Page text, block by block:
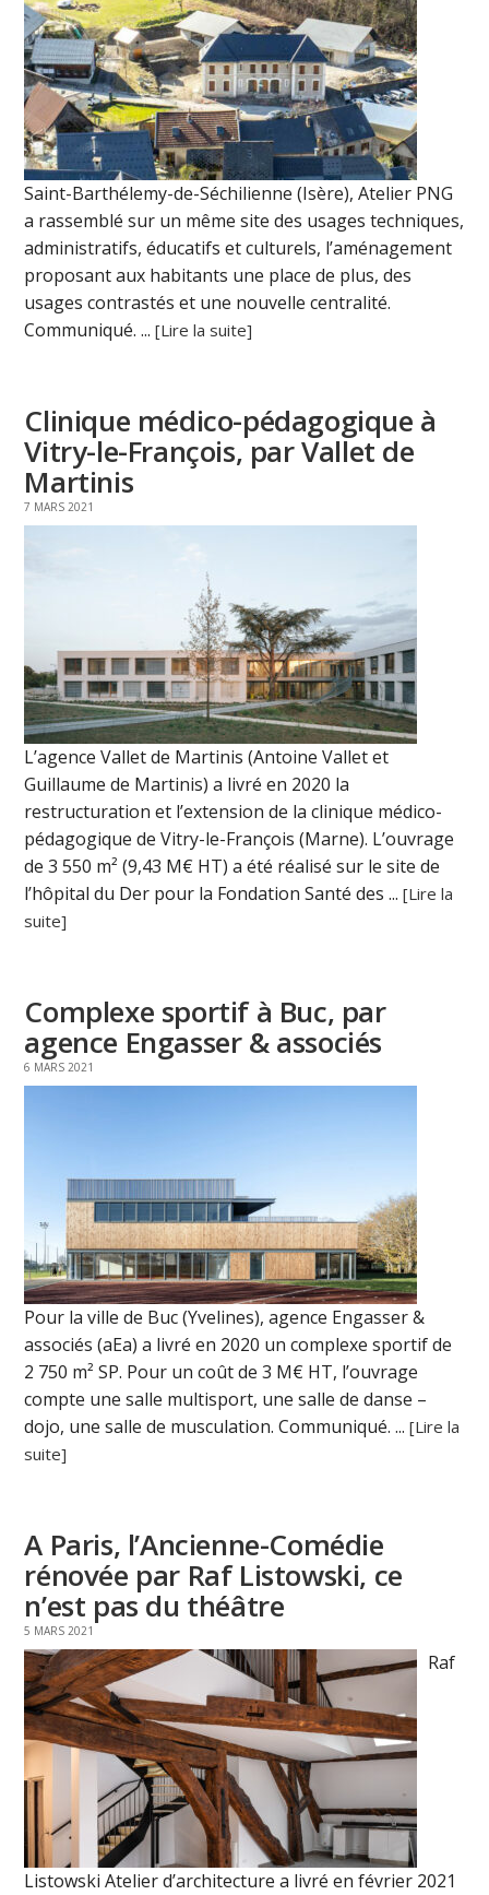
Saint-Barthélemy-de-Séchilienne (Isère), Atelier PNG
a rassemblé sur un même site des usages techniques,
administratifs, éducatifs et culturels, l’aménagement
proposant aux habitants une place de plus, des
usages contrastés et une nouvelle centralité.
Communiqué. ...[Lire la suite]
Clinique médico-pédagogique à
Vitry-le-François, par Vallet de
Martinis
7 MARS 2021
L’agence Vallet de Martinis (Antoine Vallet et
Guillaume de Martinis) a livré en 2020 la
restructuration et l’extension de la clinique médico-
pédagogique de Vitry-le-François (Marne). L’ouvrage
de 3 550 m² (9,43 M€ HT) a été réalisé sur le site de
l’hôpital du Der pour la Fondation Santé des ...[Lire la
suite]
Complexe sportif à Buc, par
agence Engasser & associés
6 MARS 2021
Pour la ville de Buc (Yvelines), agence Engasser &
associés (aEa) a livré en 2020 un complexe sportif de
2 750 m² SP. Pour un coût de 3 M€ HT, l’ouvrage
compte une salle multisport, une salle de danse –
dojo, une salle de musculation. Communiqué. ...[Lire la
suite]
A Paris, l’Ancienne-Comédie
rénovée par Raf Listowski, ce
n’est pas du théâtre
5 MARS 2021
Raf
Listowski Atelier d’architecture a livré en février 2021